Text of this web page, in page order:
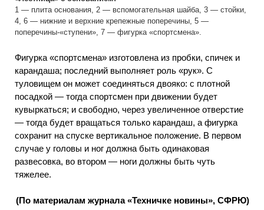
1 — плита основания, 2 — вспомогательная шайба, 3 — стойки,
4, 6 — нижние и верхние крепежные поперечины, 5 —
поперечины-«ступени», 7 — фигурка «спортсмена».
Фигурка «спортсмена» изготовлена из пробки, спичек и
карандаша; последний выполняет роль «рук». С
туловищем он может соединяться двояко: с плотной
посадкой — тогда спортсмен при движении будет
кувыркаться; и свободно, через увеличенное отверстие
— тогда будет вращаться только карандаш, а фигурка
сохранит на спуске вертикальное положение. В первом
случае у головы и ног должна быть одинаковая
развесовка, во втором — ноги должны быть чуть
тяжелее.
(По материалам журнала «Техничке новины», СФРЮ)